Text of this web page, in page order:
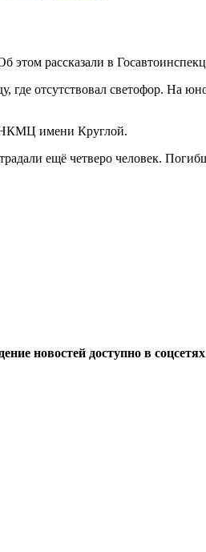
рассказали в
где отсутствовал светофор. На
НКМЦ имени Круглой.
ещё четверо человек.
новостей доступно в соцсетях